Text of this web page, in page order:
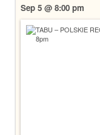
Sep 5 @ 8:00 pm